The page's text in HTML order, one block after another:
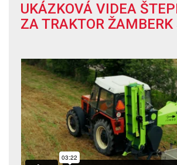
UKÁZKOVÁ VIDEA
ZA TRAKTOR ŽAMBERK